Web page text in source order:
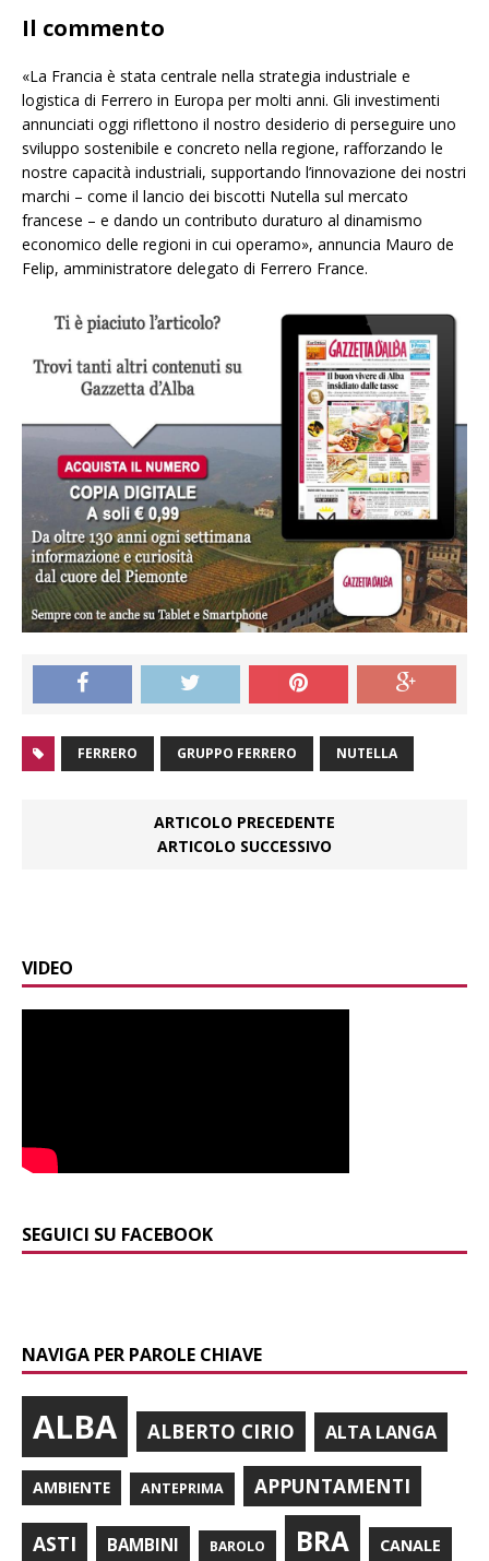
Il commento
«La Francia è stata centrale nella strategia industriale e
logistica di Ferrero in Europa per molti anni. Gli investimenti
annunciati oggi riflettono il nostro desiderio di perseguire uno
sviluppo sostenibile e concreto nella regione, rafforzando le
nostre capacità industriali, supportando l’innovazione dei nostri
marchi – come il lancio dei biscotti Nutella sul mercato
francese – e dando un contributo duraturo al dinamismo
economico delle regioni in cui operamo», annuncia Mauro de
Felip, amministratore delegato di Ferrero France.
FERRERO GRUPPO FERRERO NUTELLA
ARTICOLO PRECEDENTE
ARTICOLO SUCCESSIVO
VIDEO
SEGUICI SU FACEBOOK
NAVIGA PER PAROLE CHIAVE
ALBA ALBERTO CIRIO ALTA LANGA
AMBIENTE ANTEPRIMA APPUNTAMENTI
ASTI BAMBINI BAROLO BRA CANALE